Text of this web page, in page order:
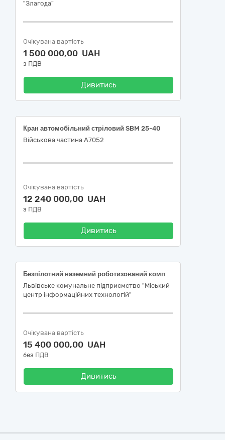
"Злагода"
Очікувана вартість
1 500 000,00 UAH
з ПДВ
Дивитись
Кран автомобільний стріловий SBM 25-40
Військова частина А7052
Очікувана вартість
12 240 000,00 UAH
з ПДВ
Дивитись
Безпілотний наземний роботизований комплекс “Рись Pro” або еквівалент
Львівське комунальне підприємство "Міський
центр інформаційних технологій"
Очікувана вартість
15 400 000,00 UAH
без ПДВ
Дивитись